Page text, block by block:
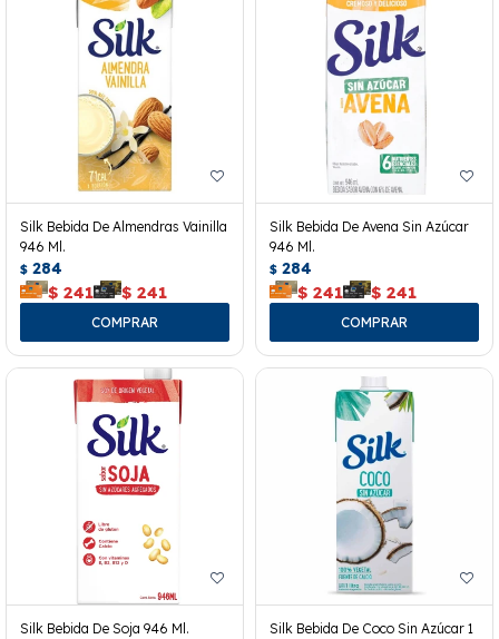
Silk Bebida De Almendras Vainilla
946 Ml.
$ 284
$ 241 $ 241
Silk Bebida De Avena Sin Azúcar
946 Ml.
$ 284
$ 241 $ 241
Silk Bebida De Soja 946 Ml.
Silk Bebida De Coco Sin Azúcar 1